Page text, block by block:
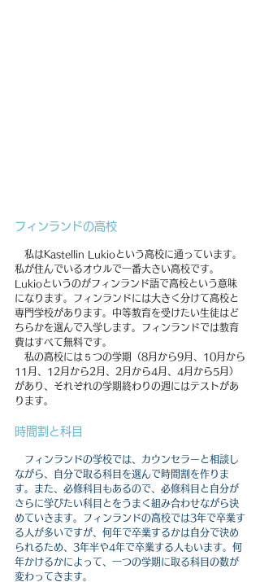
フィンランドの高校
私はKastellin Lukioという高校に通っています。
私が住んでいるオウルで一番大きい高校です。
Lukioというのがフィンランド語で高校という意味
になります。 フィンランドには大きく分けて高校と
専門学校があります。中等教育を受けたい生徒はど
ちらかを選んで入学します。フィンランドでは教育
費はすべて無料です。
私の高校には５つの学期（8月から9月、10月から
11月、12月から2月、2月から4月、4月から5月）
があり、それぞれの学期終わりの週にはテストがあ
ります。
時間割と科目
フィンランドの学校では、カウンセラーと相談し
ながら、自分で取る科目を選んで時間割を作りま
す。また、必修科目もあるので、必修科目と自分が
さらに学びたい科目とをうまく組み合わせながら決
めていきます。フィンランドの高校では3年で卒業す
る人が多いですが、 何年で卒業するかは自分で決め
られるため、3年半や4年で卒業する人もいます。何
年かけるかによって、一つの学期に取る科目の数が
変わってきます。